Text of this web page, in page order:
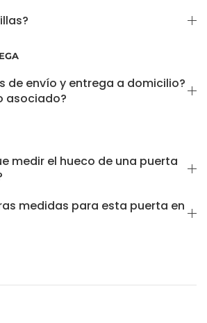
de envío y entrega a domicilio?
asociado?
medir el hueco de una puerta
medidas para esta puerta en